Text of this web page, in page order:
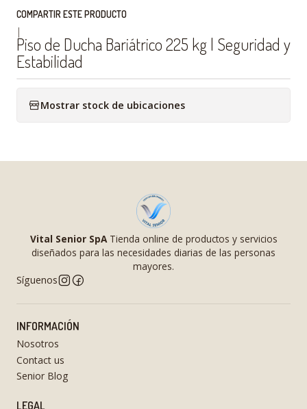
COMPARTIR ESTE PRODUCTO
|
Piso de Ducha Bariátrico 225 kg | Seguridad y
Estabilidad
Mostrar stock de ubicaciones
Vital Senior SpATienda online de productos y servicios
diseñados para las necesidades diarias de las personas
mayores.
Síguenos
INFORMACIÓN
Nosotros
Contact us
Senior Blog
LEGAL